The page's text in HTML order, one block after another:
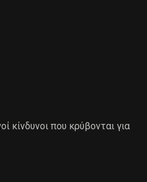
κίνδυνοι που κρύβονται για